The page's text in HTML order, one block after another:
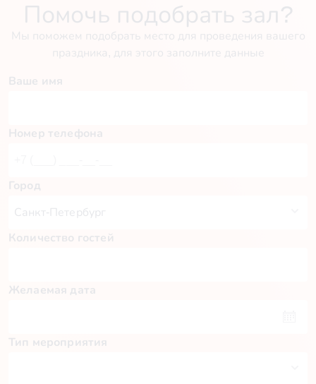
Помочь подобрать зал?
Мы поможем подобрать место для проведения вашего
праздника, для этого заполните данные
Ваше имя
Номер телефона
Город
Количество гостей
Желаемая дата
Тип мероприятия